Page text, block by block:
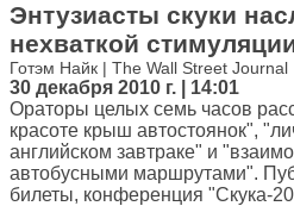
Энтузиасты скуки
нехваткой
Готэм Найк | The Wall Street Journal
30 декабря 2010 г. | 14:01
Ораторы целых семь часов
красоте крыш автостоянок",
английском завтраке" и
автобусными маршрутами".
билеты, конференция "Скука-